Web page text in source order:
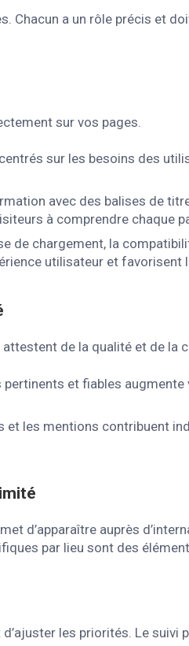
Chacun a un rôle précis et
sur vos pages.
sur les besoins des
avec des balises de
à comprendre chaque
de chargement, la
utilisateur et favorisent
de la qualité et de la
et fiables augmente
et les mentions contribuent
d’apparaître auprès
par lieu sont des
les priorités. Le suivi